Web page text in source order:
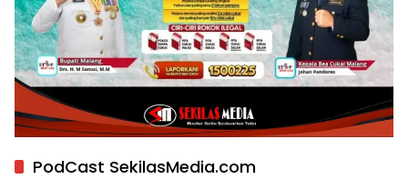
PodCast SekilasMedia.com